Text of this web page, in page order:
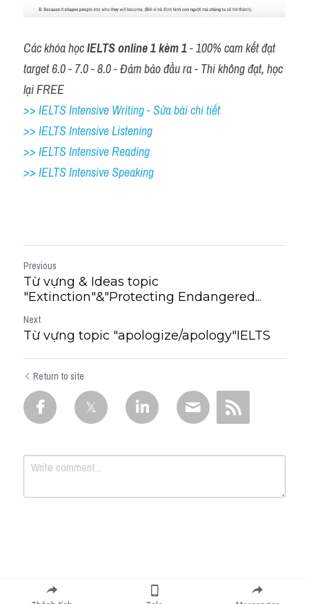
Các khóa học IELTS online 1 kèm 1 - 100% cam kết đạt
target 6.0 - 7.0 - 8.0 - Đảm bảo đầu ra - Thi không đạt, học
lại FREE
>> IELTS Intensive Writing - Sửa bài chi tiết
>> IELTS Intensive Listening
>> IELTS Intensive Reading
>> IELTS Intensive Speaking
Previous
Từ vựng & Ideas topic
"Extinction"&"Protecting Endangered...
Next
Từ vựng topic "apologize/apology"IELTS
Return to site
Submit